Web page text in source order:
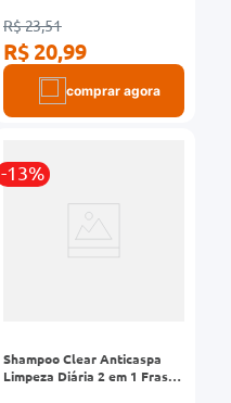
R$ 23,51
R$ 20,99
comprar agora
-13%
Shampoo Clear Anticaspa
Limpeza Diária 2 em 1 Frasco